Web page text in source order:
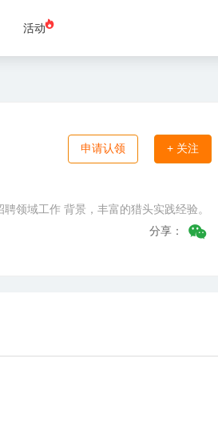
活动
申请认领 + 关注
领域工作 背景，丰富的猎头实践经验。
分享：